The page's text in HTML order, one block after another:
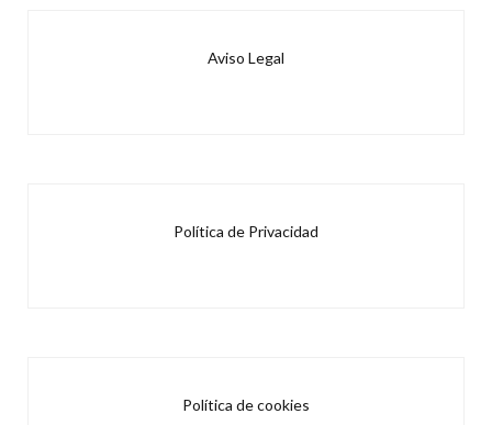
Aviso Legal
Política de Privacidad
Política de cookies